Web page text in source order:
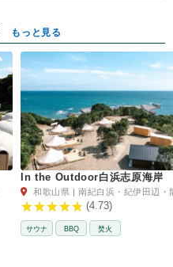
もっと見る
In the Outdoor白浜志原海岸
和歌山県 | 南紀白浜・紀伊田辺・
(4.73)
サウナ BBQ 焚火